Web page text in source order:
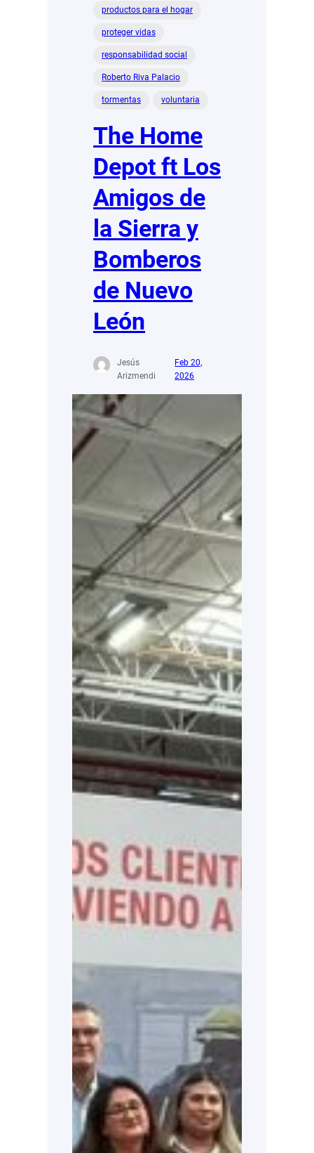
productos para el hogar
proteger vidas
responsabilidad social
Roberto Riva Palacio
tormentas voluntaria
The Home
Depot ft Los
Amigos de
la Sierra y
Bomberos
de Nuevo
León
Jesús
Arizmendi
Feb 20,
2026